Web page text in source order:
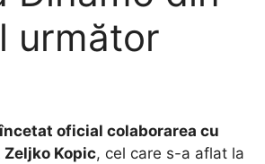
următor
oficial colaborarea cu
Kopic, cel care s-a aflat la